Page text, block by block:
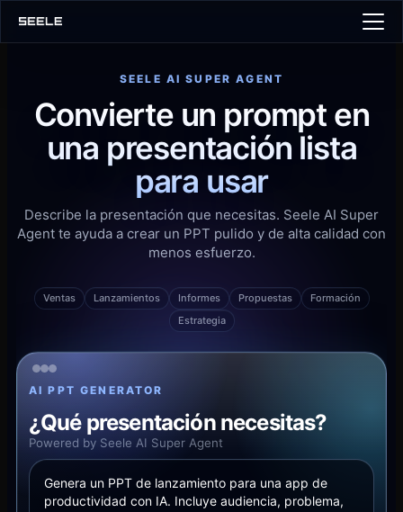
Precios
中文 JA KO ES PT
Crear PPT
SEELE AI SUPER AGENT
Convierte un prompt en
una presentación lista
para usar
Describe la presentación que necesitas. Seele AI Super
Agent te ayuda a crear un PPT pulido y de alta calidad con
menos esfuerzo.
Ventas Lanzamientos Informes Propuestas
Formación
Estrategia
AI PPT GENERATOR
¿Qué presentación necesitas?
Powered by Seele AI Super Agent